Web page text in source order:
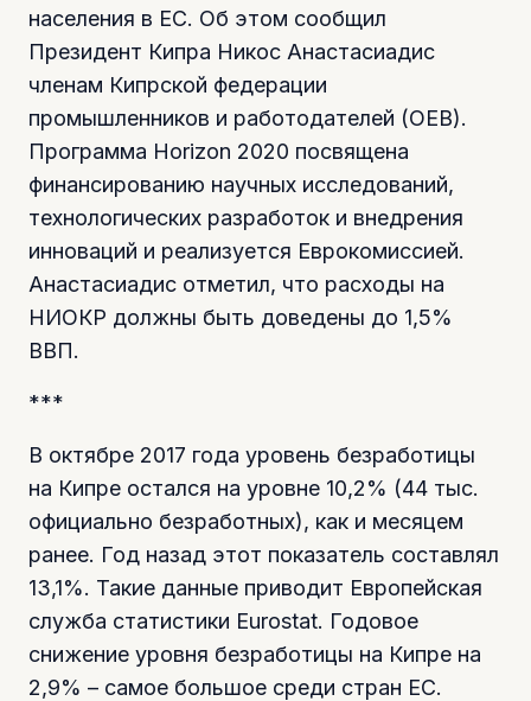
населения в ЕС. Об этом сообщил
Президент Кипра Никос Анастасиадис
членам Кипрской федерации
промышленников и работодателей (ОЕВ).
Программа Horizon 2020 посвящена
финансированию научных исследований,
технологических разработок и внедрения
инноваций и реализуется Еврокомиссией.
Анастасиадис отметил, что расходы на
НИОКР должны быть доведены до 1,5%
ВВП.
***
В октябре 2017 года уровень безработицы
на Кипре остался на уровне 10,2% (44 тыс.
официально безработных), как и месяцем
ранее. Год назад этот показатель составлял
13,1%. Такие данные приводит Европейская
служба статистики Eurostat. Годовое
снижение уровня безработицы на Кипре на
2,9% – самое большое среди стран ЕС.